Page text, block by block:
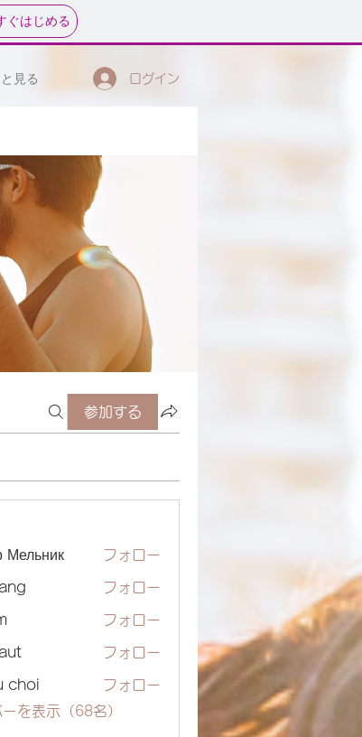
ぐはじめる
見る ログイン
参加する
Мельник
フォロー
フォロー
フォロー
フォロー
choi
フォロー
を表示（68名）